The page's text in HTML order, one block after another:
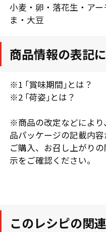
小麦・卵・落花生・ア
ま・大豆
商品情報の表記
※1 ｢賞味期間｣とは？
※2 ｢荷姿｣とは？
※商品の改定などにより
品パッケージの記載内容
ご購入、お召し上がり
示をご確認ください。
このレシピの関